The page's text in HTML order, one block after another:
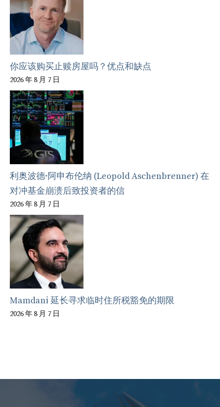
你应该购买止赎房屋吗？优点和缺点
2026 年 8 月 7 日
利奥波德·阿申布伦纳 (Leopold Aschenbrenner) 在
对冲基金崩溃后致投资者的信
2026 年 8 月 7 日
Mamdani 延长寻求临时住所税豁免的期限
2026 年 8 月 7 日